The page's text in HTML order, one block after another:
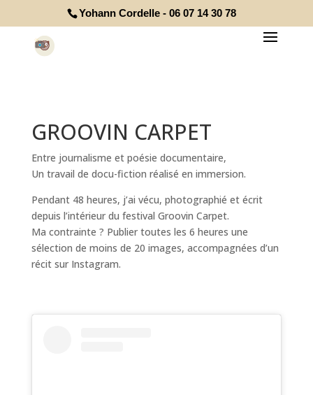
Yohann Cordelle - 06 07 14 30 78
GROOVIN CARPET
Entre journalisme et poésie documentaire,
Un travail de docu-fiction réalisé en immersion.
Pendant 48 heures, j’ai vécu, photographié et écrit
depuis l’intérieur du festival Groovin Carpet.
Ma contrainte ? Publier toutes les 6 heures une
sélection de moins de 20 images, accompagnées d’un
récit sur Instagram.